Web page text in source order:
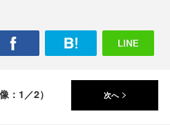
：1／2） 次へ